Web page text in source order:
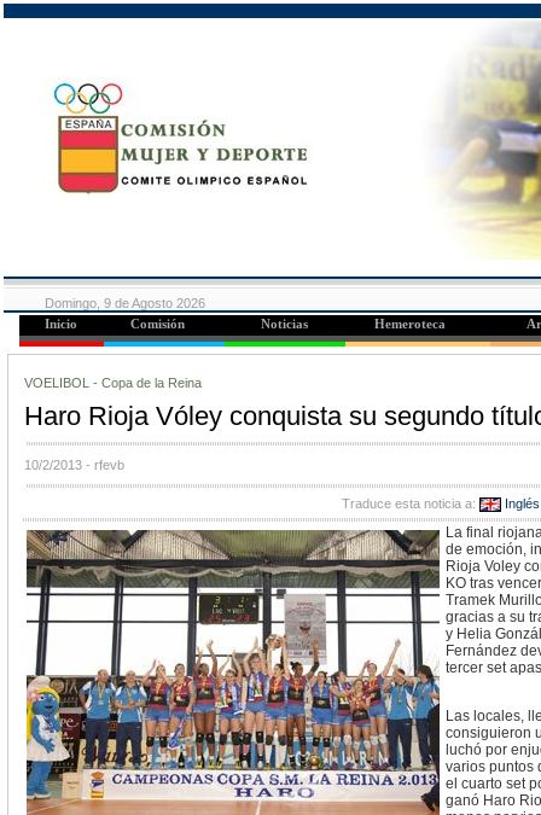
Domingo, 9 de Agosto 2026
Inicio Comisión Noticias Hemeroteca
VOELIBOL - Copa de la Reina
Haro Rioja Vóley conquista su segundo
10/2/2013 - rfevb
Traduce esta noticia a: Inglés
La final
de emoción,
Rioja Voley
KO tras
Tramek
gracias a su
y Helia
Fernández
tercer set
Las locales,
consiguieron
luchó por
varios puntos
el cuarto set
ganó Haro